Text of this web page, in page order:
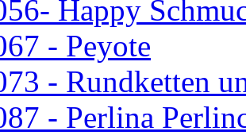
Happy
- Peyote
- Rundketten
- Perlina